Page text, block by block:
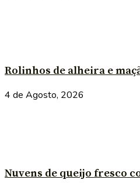
Rolinhos de alheira e
4 de Agosto, 2026
Nuvens de queijo fresco